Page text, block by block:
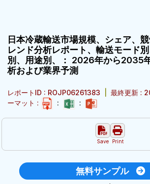
日本冷蔵輸送市場規模、シェア、
レンド分析レポート、輸送モード
別、用途別、： 2026年から2035
析および業界予測
レポートID : ROJP06261383 最終更新 :
ーマット :
: :
Save Print
無料サンプル